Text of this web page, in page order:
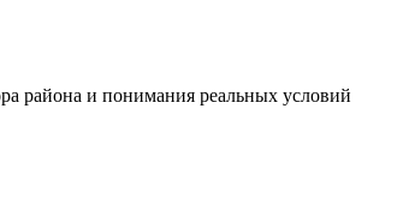
района и понимания реальных условий